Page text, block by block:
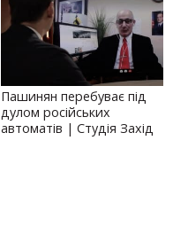
Пашинян перебуває під
дулом російських
автоматів | Студія Захід